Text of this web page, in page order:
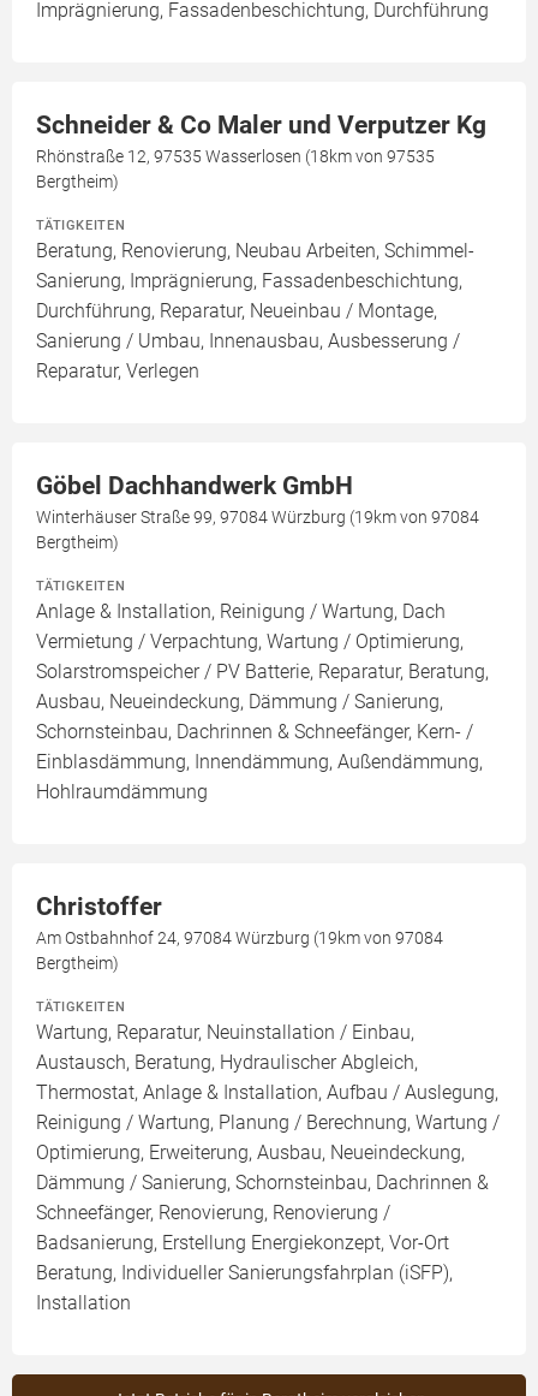
Imprägnierung, Fassadenbeschichtung, Durchführung
Schneider & Co Maler und Verputzer Kg
Rhönstraße 12, 97535 Wasserlosen (18km von 97535
Bergtheim)
TÄTIGKEITEN
Beratung, Renovierung, Neubau Arbeiten, Schimmel-
Sanierung, Imprägnierung, Fassadenbeschichtung,
Durchführung, Reparatur, Neueinbau / Montage,
Sanierung / Umbau, Innenausbau, Ausbesserung /
Reparatur, Verlegen
Göbel Dachhandwerk GmbH
Winterhäuser Straße 99, 97084 Würzburg (19km von 97084
Bergtheim)
TÄTIGKEITEN
Anlage & Installation, Reinigung / Wartung, Dach
Vermietung / Verpachtung, Wartung / Optimierung,
Solarstromspeicher / PV Batterie, Reparatur, Beratung,
Ausbau, Neueindeckung, Dämmung / Sanierung,
Schornsteinbau, Dachrinnen & Schneefänger, Kern- /
Einblasdämmung, Innendämmung, Außendämmung,
Hohlraumdämmung
Christoffer
Am Ostbahnhof 24, 97084 Würzburg (19km von 97084
Bergtheim)
TÄTIGKEITEN
Wartung, Reparatur, Neuinstallation / Einbau,
Austausch, Beratung, Hydraulischer Abgleich,
Thermostat, Anlage & Installation, Aufbau / Auslegung,
Reinigung / Wartung, Planung / Berechnung, Wartung /
Optimierung, Erweiterung, Ausbau, Neueindeckung,
Dämmung / Sanierung, Schornsteinbau, Dachrinnen &
Schneefänger, Renovierung, Renovierung /
Badsanierung, Erstellung Energiekonzept, Vor-Ort
Beratung, Individueller Sanierungsfahrplan (iSFP),
Installation